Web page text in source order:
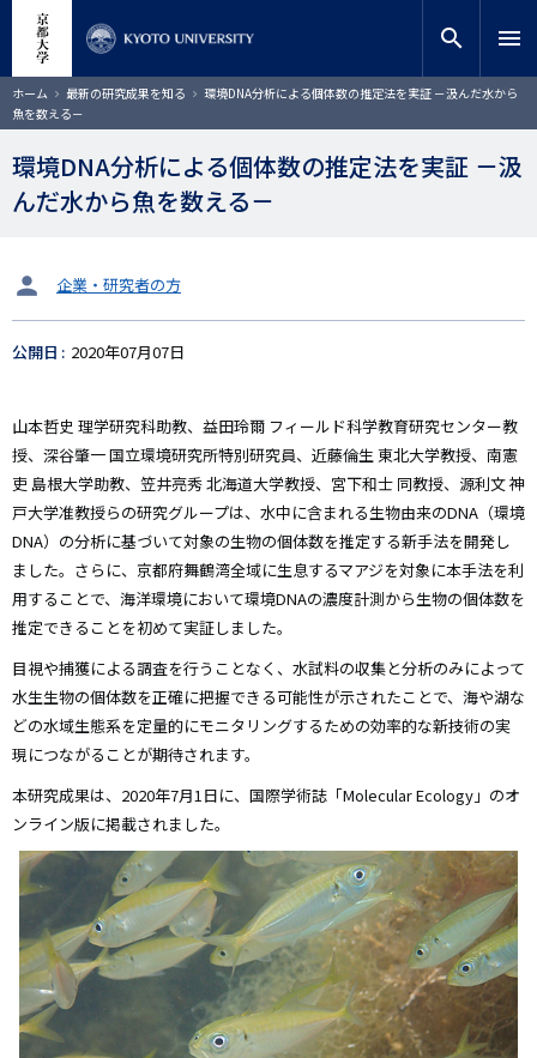
コ
ン
テ
ン
ツ
に
サイト内検索
検索
search menu
ホーム 最新の研究成果を知る
環境DNA分析による個体数の推定法を実証 －汲んだ水から
魚を数える－
環境DNA分析による個体数の推定法を実証 －汲
んだ水から魚を数える－
タ
ッ
企業・研究者の方
公開日 2020年07月07日
山本哲史 理学研究科助教、益田玲爾 フィールド科学教育研究センター教
授、深谷肇一 国立環境研究所特別研究員、近藤倫生 東北大学教授、南憲
吏 島根大学助教、笠井亮秀 北海道大学教授、宮下和士 同教授、源利文 神
戸大学准教授らの研究グループは、水中に含まれる生物由来のDNA（環境
DNA）の分析に基づいて対象の生物の個体数を推定する新手法を開発し
ました。さらに、京都府舞鶴湾全域に生息するマアジを対象に本手法を利
用することで、海洋環境において環境DNAの濃度計測から生物の個体数を
推定できることを初めて実証しました。
目視や捕獲による調査を行うことなく、水試料の収集と分析のみによって
水生生物の個体数を正確に把握できる可能性が示されたことで、海や湖な
どの水域生態系を定量的にモニタリングするための効率的な新技術の実
現につながることが期待されます。
本研究成果は、2020年7月1日に、国際学術誌「Molecular Ecology」のオ
ンライン版に掲載されました。